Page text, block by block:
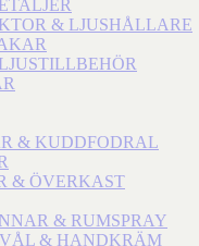
& LJUSHÅLLARE
& KUDDFODRAL
& ÖVERKAST
& RUMSPRAY
& HANDKRÄM